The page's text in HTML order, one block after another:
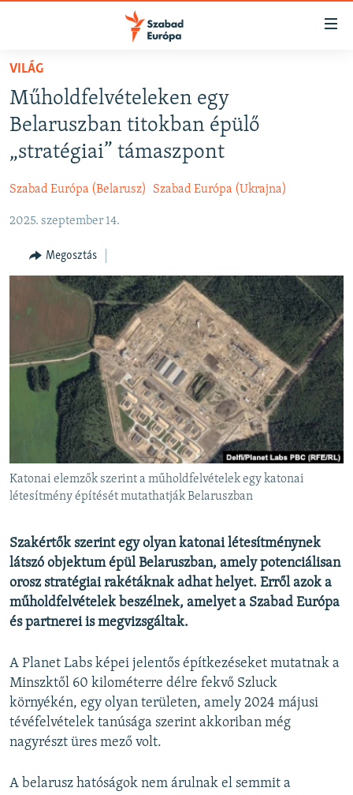
Akadálymentes
Ugrás
fő
oldalra
Ugrás
tartalomjegyzékre
NAPIRENDEN
AKTUÁLIS
PODCASTOK
ELEMZŐ
NER15
SZABADON
TÁRSADALOM
DEMOKRÁCIA
A PÉNZ NYOMÁBAN
EURÓPAI UNIÓ
VILÁG
KLÍMAVÁLTOZÁS
A MÚLT TANULSÁGAI
KÖVESSEN MINKET!
Valamennyi RFE/RL weboldal
VILÁG
Műholdfelvételeken egy
Belaruszban titokban épülő
„stratégiai” támaszpont
Szabad Európa (Belarusz) Szabad Európa (Ukrajna)
2025. szeptember 14.
Megosztás
Katonai elemzők szerint a műholdfelvételek egy katonai
létesítmény építését mutathatják Belaruszban
Szakértők szerint egy olyan katonai létesítménynek
látszó objektum épül Belaruszban, amely potenciálisan
orosz stratégiai rakétáknak adhat helyet. Erről azok a
műholdfelvételek beszélnek, amelyet a Szabad Európa
és partnerei is megvizsgáltak.
A Planet Labs képei jelentős építkezéseket mutatnak a
Minszktől 60 kilométerre délre fekvő Szluck
környékén, egy olyan területen, amely 2024 májusi
tévéfelvételek tanúsága szerint akkoriban még
nagyrészt üres mező volt.
A belarusz hatóságok nem árulnak el semmit a
FELIRATKOZÁS
Spotify